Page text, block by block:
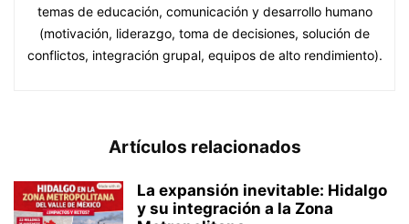
temas de educación, comunicación y desarrollo humano
(motivación, liderazgo, toma de decisiones, solución de
conflictos, integración grupal, equipos de alto rendimiento).
Artículos relacionados
La expansión inevitable: Hidalgo
y su integración a la Zona